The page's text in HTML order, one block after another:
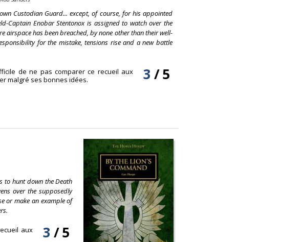
Custodian Guard... except, of course, for his appointed
Captain Enobar Stentonox is assigned to watch over the
airspace has been breached, by none other than their well-
for the mistake, tensions rise and a new battle
3 /5
de ne pas comparer ce recueil aux
malgré ses bonnes idées.
to hunt down the Death
over the supposedly
or make an example of
3 /5
aux